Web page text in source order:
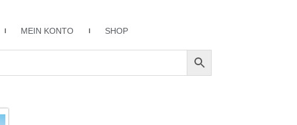
MEIN KONTO SHOP